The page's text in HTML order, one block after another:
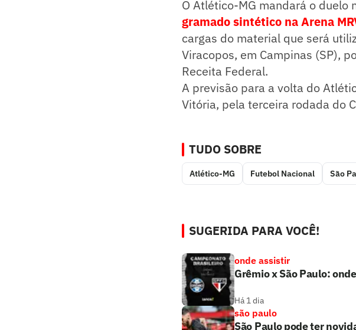
O Atlético-MG mandará o duelo
gramado sintético na Arena
cargas do material que será
Viracopos, em Campinas (SP),
Receita Federal.
A previsão para a volta do
Vitória, pela terceira rodada do
TUDO SOBRE
Atlético-MG Futebol Nacional São
SUGERIDA PARA VOCÊ!
onde assistir
Grêmio x São Paulo:
Há 1 dia
são paulo
São Paulo pode ter